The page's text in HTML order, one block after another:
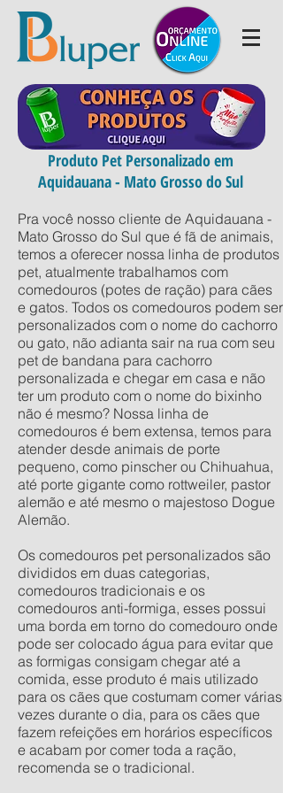
Produto Pet Personalizado em
Aquidauana - Mato Grosso do Sul
Pra você nosso cliente de Aquidauana -
Mato Grosso do Sul que é fã de animais,
temos a oferecer nossa linha de produtos
pet, atualmente trabalhamos com
comedouros (potes de ração) para cães
e gatos. Todos os comedouros podem ser
personalizados com o nome do cachorro
ou gato, não adianta sair na rua com seu
pet de bandana para cachorro
personalizada e chegar em casa e não
ter um produto com o nome do bixinho
não é mesmo? Nossa linha de
comedouros é bem extensa, temos para
atender desde animais de porte
pequeno, como pinscher ou Chihuahua,
até porte gigante como rottweiler, pastor
alemão e até mesmo o majestoso Dogue
Alemão.
Os comedouros pet personalizados são
divididos em duas categorias,
comedouros tradicionais e os
comedouros anti-formiga, esses possui
uma borda em torno do comedouro onde
pode ser colocado água para evitar que
as formigas consigam chegar até a
comida, esse produto é mais utilizado
para os cães que costumam comer várias
vezes durante o dia, para os cães que
fazem refeições em horários específicos
e acabam por comer toda a ração,
recomenda se o tradicional.